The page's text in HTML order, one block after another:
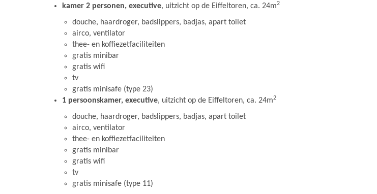
kamer 2 personen, executive, uitzicht op de Eiffeltoren, ca. 24m2
douche, haardroger, badslippers, badjas, apart toilet
airco, ventilator
thee- en koffiezetfaciliteiten
gratis minibar
gratis wifi
tv
gratis minisafe (type 23)
1 persoonskamer, executive, uitzicht op de Eiffeltoren, ca. 24m2
douche, haardroger, badslippers, badjas, apart toilet
airco, ventilator
thee- en koffiezetfaciliteiten
gratis minibar
gratis wifi
tv
gratis minisafe (type 11)